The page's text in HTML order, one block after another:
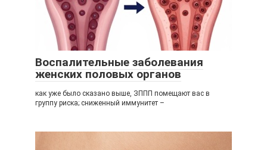
Воспалительные заболевания
женских половых органов
как уже было сказано выше, ЗППП помещают вас в
группу риска; сниженный иммунитет –